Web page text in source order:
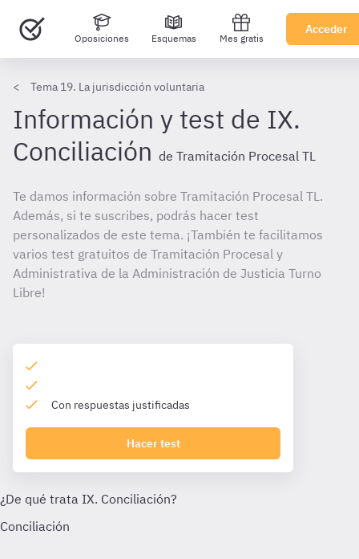
Oposiciones Esquemas Mes gratis
Acceder
Tema 19. La jurisdicción voluntaria
Información y test de IX.
Conciliación de Tramitación Procesal TL
Te damos información sobre Tramitación Procesal TL.
Además, si te suscribes, podrás hacer test
personalizados de este tema. ¡También te facilitamos
varios test gratuitos de Tramitación Procesal y
Administrativa de la Administración de Justicia Turno
Libre!
Con respuestas justificadas
Hacer test